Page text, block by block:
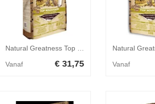
Vanaf € 31,75 Vanaf